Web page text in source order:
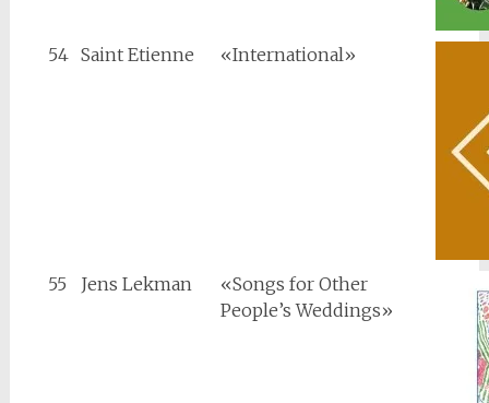
54 Saint Etienne «International»
55 Jens Lekman
«Songs for Other
People’s Weddings»